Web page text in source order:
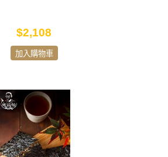
$2,108
加入購物車